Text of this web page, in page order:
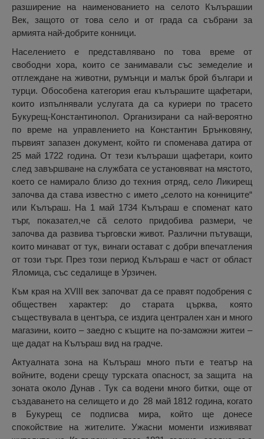
разширение на наименованието на селото Кълърашии
Век, защото от това село и от града са събрани за
армията най-добрите конници.
Населението е представлявано по това време от
свободни хора, които се занимавали със земеделие и
отглеждане на животни, румънци и малък брой българи и
турци. Обособена категория erau кълърашите щафетари,
които изпълнявали услугата да са куриери по трасето
Букурещ-Константинопол. Организирани са най-вероятно
по време на управлението на Константин Брънковяну,
първият запазен документ, който ги споменава датира от
25 май 1722 година. От тези кълъраши щафетари, които
след завършване на службата се установяват на мястото,
което се намирало близо до техния отряд, село Ликирещ
започва да става известно с името „селото на конниците“
или Кълъраш. На 1 май 1734 Кълъраш е споменат като
търг, показател,че că селото придобива размери, че
започва да развива търговски живот. Различни пътуващи,
които минават от тук, винаги остават с добри впечатления
от този търг. През този период Кълъраш е част от област
Яломица, със седалище в Урзичен.
Към края на XVIII век започват да се правят подобрения с
обществен характер: до старата църква, която
съществувала в центъра, се издига централен хан и много
магазини, които – заедно с къщите на по-заможни житеи –
ще дадат на Кълъраш вид на градче.
Актуалната зона на Кълъраш много пъти е театър на
войните, водени срещу турската опасност, за защита на
зоната около Дунав . Тук са водени много битки, още от
създаването на селището и до 28 май 1812 година, когато
в Букурещ се подписва мира, който ще донесе
спокойствие на жителите. Ужасни моменти изживяват